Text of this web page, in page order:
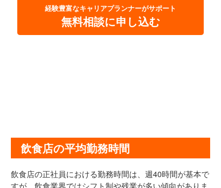
経験豊富なキャリアプランナーがサポート
無料相談に申し込む
飲食店の平均勤務時間
飲食店の正社員における勤務時間は、週40時間が基本で
すが、飲食業界ではシフト制や残業が多い傾向がありま